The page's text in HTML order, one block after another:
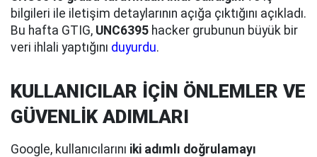
bilgileri ile iletişim detaylarının açığa çıktığını açıkladı.
Bu hafta GTIG, UNC6395 hacker grubunun büyük bir
veri ihlali yaptığını duyurdu.
KULLANICILAR İÇİN ÖNLEMLER VE
GÜVENLİK ADIMLARI
Google, kullanıcılarını iki adımlı doğrulamayı